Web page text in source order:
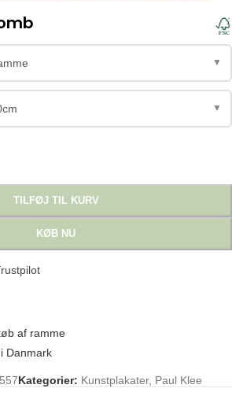
▼
▼
TILFØJ TIL KURV
KØB NU
af ramme
Danmark
Kategorier: Kunstplakater, Paul Klee
with a comb